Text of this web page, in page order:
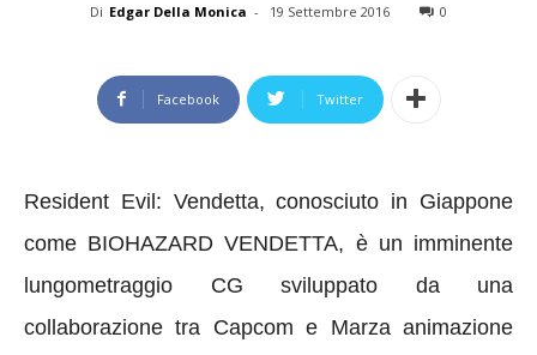
Di Edgar Della Monica - 19 Settembre 2016 0
Facebook Twitter
Resident Evil: Vendetta, conosciuto in Giappone
come BIOHAZARD VENDETTA, è un imminente
lungometraggio
CG sviluppato da
una
collaborazione tra Capcom e Marza animazione